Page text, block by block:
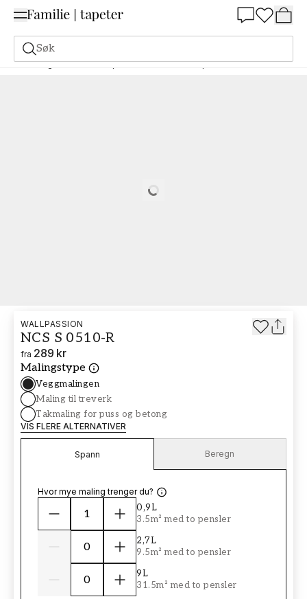
Søk
Maling Bestill basert på NCS Bestill basert på NCS 0510-R
Loading…
WALLPASSION
NCS S 0510-R
fra 289 kr
Malingstype
Veggmalingen
Maling til treverk
Takmaling for puss og betong
VIS FLERE ALTERNATIVER
Spann Beregn
Hvor mye maling trenger du?
0,9L
3.5m² med to pensler
2,7L
9.5m² med to pensler
9L
31.5m² med to pensler